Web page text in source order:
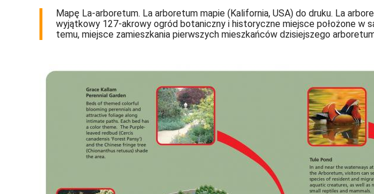
Mapę La-arboretum. La arboretum mapie (Kalifornia, USA) do druku. La
wyjątkowy 127-akrowy ogród botaniczny i historyczne miejsce położone w
temu, miejsce zamieszkania pierwszych mieszkańców dzisiejszego